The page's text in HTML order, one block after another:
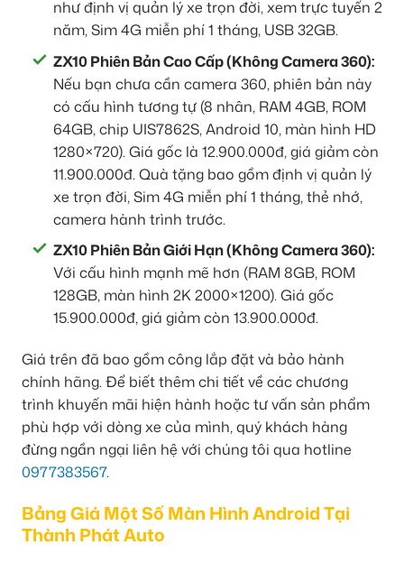
như định vị quản lý xe trọn đời, xem trực tuyến 2
năm, Sim 4G miễn phí 1 tháng, USB 32GB.
ZX10 Phiên Bản Cao Cấp (Không Camera 360):
Nếu bạn chưa cần camera 360, phiên bản này
có cấu hình tương tự (8 nhân, RAM 4GB, ROM
64GB, chip UIS7862S, Android 10, màn hình HD
1280×720). Giá gốc là 12.900.000đ, giá giảm còn
11.900.000đ. Quà tặng bao gồm định vị quản lý
xe trọn đời, Sim 4G miễn phí 1 tháng, thẻ nhớ,
camera hành trình trước.
ZX10 Phiên Bản Giới Hạn (Không Camera 360):
Với cấu hình mạnh mẽ hơn (RAM 8GB, ROM
128GB, màn hình 2K 2000×1200). Giá gốc
15.900.000đ, giá giảm còn 13.900.000đ.
Giá trên đã bao gồm công lắp đặt và bảo hành
chính hãng. Để biết thêm chi tiết về các chương
trình khuyến mãi hiện hành hoặc tư vấn sản phẩm
phù hợp với dòng xe của mình, quý khách hàng
đừng ngần ngại liên hệ với chúng tôi qua hotline
0977383567.
Bảng Giá Một Số Màn Hình Android Tại
Thành Phát Auto